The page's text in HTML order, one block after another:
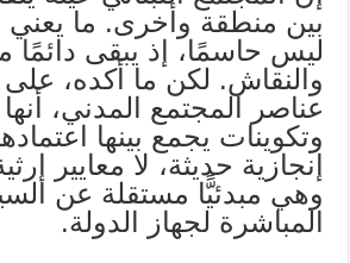
بين منطقة وأخرى. ما
ليس حاسمًا، إذ يبقى دائمًا
والنقاش. لكن ما أكده،
عناصر المجتمع المدني،
وتكوينات يجمع بينها
إنجازية حديثة، لا معايير
وهي مبدئيًّا مستقلة عن
المباشرة لجهاز الدولة.